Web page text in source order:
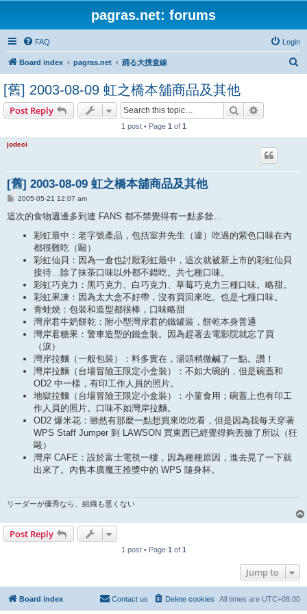
pagras.net: forums
FAQ Login
Board index pagras.net 踊る大捜査線
[舊] 2003-08-09 虹之橋本舖商品及其他
Post Reply Search
1 post • Page 1 of 1
jodeci
[舊] 2003-08-09 虹之橋本舖商品及其他
P
s
t
2005-05-21 12:07 am
這次的食物週邊多到連 FANS 都不禁覺得有一點多餘…
彩虹最中：老字號產品，包括室井先生（違）吃過的紫色口味在內
都很難吃（毆）
彩虹仙貝：因為一倉也討厭彩虹最中，這次就被新上市的彩虹仙貝
接待…除了抹茶口味以外都不錯吃。共七種口味。
彩虹巧克力：黑巧克力、白巧克力、草莓巧克力三種口味。略甜。
彩虹果凍：因為太大盒不好帶，沒有買回來吃。也是七種口味。
青蛙燒：包裝和造型都很棒，口味略甜
灣岸君牛奶餅乾：附小型灣岸君的鐵罐裝，餅乾本身普通
灣岸君糖果：警車造型的鐵盒裝。因為趕著去電影院就忘了買
（淚）
灣岸拉麵（一般包裝）：料多實在，湯頭稍微鹹了一點。讚！
灣岸拉麵（台場冒險王限定小盒裝）：不如大碗的，但是碗蓋和
OD2 中一樣，有印工作人員的照片。
地獄拉麵（台場冒險王限定小盒裝）：小菫食用；碗蓋上也有印工
作人員的照片。口味不如灣岸拉麵。
OD2 爆米花：雖然有那麼一點想買來吃吃看，但是因為我每天穿著
WPS Staff Jumper 到 LAWSON 買東西已經覺得夠丟臉了所以（狂
毆）
灣岸 CAFE：設於富士電視一樓，因為種種原因，進去晃了一下就
出來了。內售本廣魔王推獎中的 WPS 隨身杯。
リーダーが優秀なら、組織も悪くない
Post Reply
1 post • Page 1 of 1
Jump to
Board index All times are UTC+08:00
Delete cookies
Contact us